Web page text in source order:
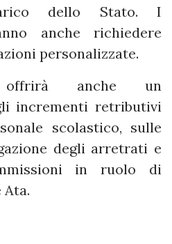
dello Stato. I
anche richiedere
personalizzate.
offrirà anche un
incrementi retributivi
scolastico, sulle
degli arretrati e
in ruolo di